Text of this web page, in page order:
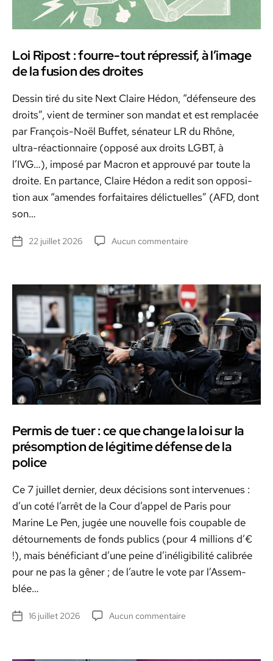
Loi Ripost : fourre-tout répressif, à l’image
de la fusion des droites
Dessin tiré du site Next Claire Hédon, “défenseure des
droits”, vient de ter­min­er son man­dat et est rem­placée
par François-Noël Buf­fet, séna­teur LR du Rhône,
ultra-réac­­tion­­naire (opposé aux droits LGBT, à
l’IVG…), imposé par Macron et approu­vé par toute la
droite. En par­tance, Claire Hédon a red­it son oppo­si­
tion aux “amendes for­faitaires délictuelles” (AFD, dont
son…
Date22 juillet 2026 Aucun commentaire
fourre-
tout
répressif,
à
l’image
de
la
fusion
des
droites
Permis de tuer : ce que change la loi sur la
présomption de légitime défense de la
police
Ce 7 juil­let dernier, deux déci­sions sont inter­v­enues :
d’un coté l’ar­rêt de la Cour d’ap­pel de Paris pour
Marine Le Pen, jugée une nou­velle fois coupable de
détourne­ments de fonds publics (pour 4 mil­lions d’€
!), mais béné­fi­ciant d’une peine d’inéli­gi­bil­ité cal­i­brée
pour ne pas la gên­er ; de l’autre le vote par l’Assem­
blée…
Date16 juillet 2026 Aucun commentaire